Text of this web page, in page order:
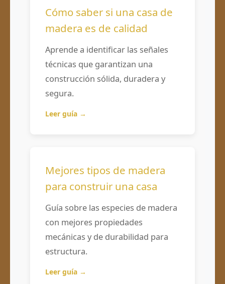
Cómo saber si una casa de
madera es de calidad
Aprende a identificar las señales
técnicas que garantizan una
construcción sólida, duradera y
segura.
Leer guía →
Mejores tipos de madera
para construir una casa
Guía sobre las especies de madera
con mejores propiedades
mecánicas y de durabilidad para
estructura.
Leer guía →